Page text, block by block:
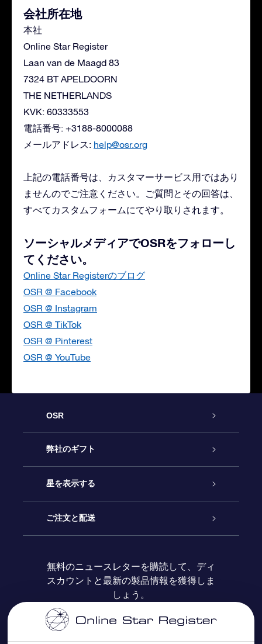
会社所在地
本社
Online Star Register
Laan van de Maagd 83
7324 BT APELDOORN
THE NETHERLANDS
KVK: 60333553
電話番号: +3188-8000088
メールアドレス: help@osr.org
上記の電話番号は、カスタマーサービス用ではあり
ませんのでご注意ください。ご質問とその回答は、
すべてカスタムフォームにてやり取りされます。
ソーシャルメディアでOSRをフォローし
てください。
Online Star Registerのブログ
OSR @ Facebook
OSR @ Instagram
OSR @ TikTok
OSR @ Pinterest
OSR @ YouTube
OSR
カスタマーサービス
お問い合わせ
ブログ
レビュー
弊社のギフト
Online Starギフト
OSRギフトパック
OSR ギフトカード
法人ギフト
星を表示する
星の登録
カスタマイズされたStar Page
One Million Stars
ご注文と配送
お支払いに関する情報
配送に関する情報
無料のニュースレターを購読して、ディ
スカウントと最新の製品情報を獲得しま
しょう。